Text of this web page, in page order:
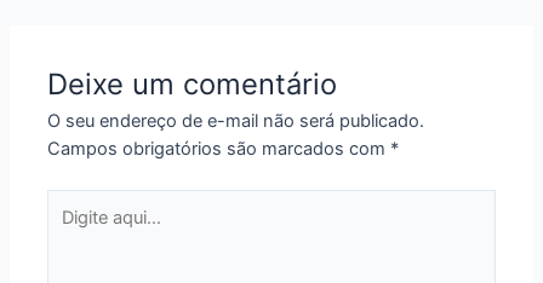
Deixe um comentário
O seu endereço de e-mail não será publicado.
Campos obrigatórios são marcados com *